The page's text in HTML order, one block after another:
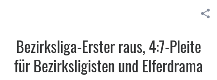
Bezirksliga-Erster raus, 4:7-Pleite
für Bezirksligisten und Elferdrama